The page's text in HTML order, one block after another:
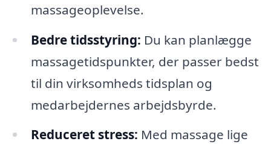
massageoplevelse.
Bedre tidsstyring: Du kan planlægge
massagetidspunkter, der passer bedst
til din virksomheds tidsplan og
medarbejdernes arbejdsbyrde.
Reduceret stress: Med massage lige